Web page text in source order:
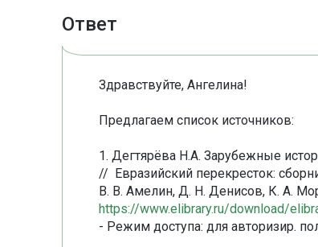
Ответ
Здравствуйте, Ангелина!
Предлагаем список источников:
1. Дегтярёва Н.А. Зарубежные
// Евразийский перекресток:
В. В. Амелин, Д. Н. Денисов, К. А.
https://www.elibrary.ru/download/
- Режим доступа: для авторизир.